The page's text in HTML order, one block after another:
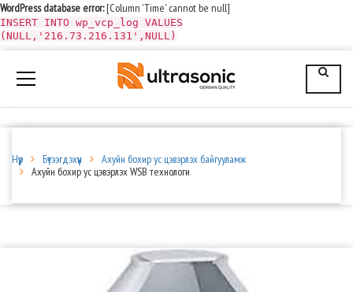
WordPress database error:[Column 'Time' cannot be null]
INSERT INTO wp_vcp_log VALUES
(NULL,'216.73.216.131',NULL)
Нүүр Бүтээгдэхүүн
Ахуйн бохир ус цэвэрлэх байгууламж
Ахуйн бохир ус цэвэрлэх WSB технологи